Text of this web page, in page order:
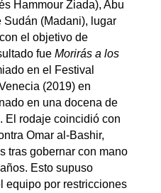
Hammour Ziada), Abu
Sudán (Madani), lugar
el objetivo de
fueMorirás a los
en el Festival
(2019) en
en una docena de
El rodaje coincidió con
Omar al-Bashir,
tras gobernar con mano
Esto supuso
equipo por restricciones